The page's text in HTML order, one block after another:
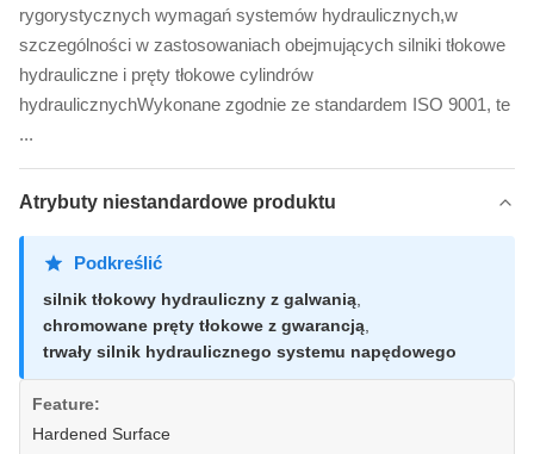
rygorystycznych wymagań systemów hydraulicznych,w
szczególności w zastosowaniach obejmujących silniki tłokowe
hydrauliczne i pręty tłokowe cylindrów
hydraulicznychWykonane zgodnie ze standardem ISO 9001, te
...
Atrybuty niestandardowe produktu
Podkreślić
silnik tłokowy hydrauliczny z galwanią
chromowane pręty tłokowe z gwarancją
trwały silnik hydraulicznego systemu napędowego
Feature:
Hardened Surface